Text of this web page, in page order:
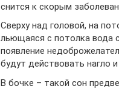
снится к скорым
Сверху над головой, на
льющаяся с потолка вода
появление
будут действовать нагло
В бочке – такой сон